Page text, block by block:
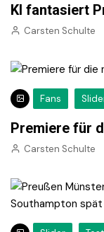
KI fantasiert
Carsten Schulte
Fans
Premiere für
Carsten Schulte